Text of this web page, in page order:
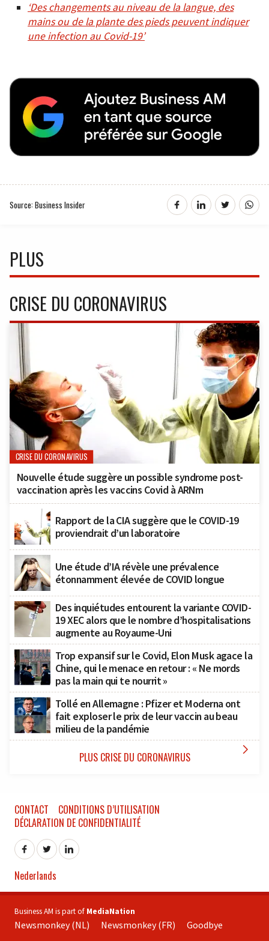
‘Des changements au niveau de la langue, des
mains ou de la plante des pieds peuvent indiquer
une infection au Covid-19’
Source: Business Insider
PLUS
CRISE DU CORONAVIRUS
CRISE DU CORONAVIRUS
Nouvelle étude suggère un possible syndrome post-
vaccination après les vaccins Covid à ARNm
Rapport de la CIA suggère que le COVID-19
proviendrait d’un laboratoire
Une étude d’IA révèle une prévalence
étonnamment élevée de COVID longue
Des inquiétudes entourent la variante COVID-
19 XEC alors que le nombre d’hospitalisations
augmente au Royaume-Uni
Trop expansif sur le Covid, Elon Musk agace la
Chine, qui le menace en retour : « Ne mords
pas la main qui te nourrit »
Tollé en Allemagne : Pfizer et Moderna ont
fait exploser le prix de leur vaccin au beau
milieu de la pandémie
PLUS CRISE DU CORONAVIRUS 
CONTACT
CONDITIONS D’UTILISATION
DÉCLARATION DE CONFIDENTIALITÉ
Nederlands
Business AM is part of MediaNation
Newsmonkey (NL) Newsmonkey (FR) Goodbye